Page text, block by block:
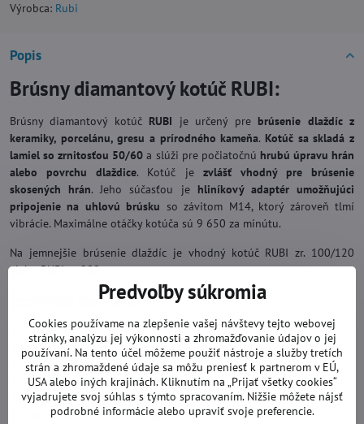
Výrobca: Rubi
Popis
Brúsny diamantový kotúč RUBI:
Brúsny diamantový kotúč RUBI je určený prebrúsenie dlaždíc z
keramiky, porcelánu, gresu a prírodného kameňa. Kotúč sa skladá z
lamiel so zrnitosťou 50/60 a slúži pre počiatočnú hrubú úpravu hrán
alebo povrchu dlaždice. Kotúč je zvlášť vhodný pre brúsenie
skosených hrán. Jeho súčasťou je hliníkový adaptér umožňujúci
pripojenie na uhlovú brúsku so závitom M14, ktorý zároveň tlmí
vibrácie. Maximálne otáčky kotúča sú 9 650 za minútu.
Na jemnejšie brúsenie dlaždíc je vhodný kotúč RUBI zr. 100/120
alebo RUBI zr. 200.
Technické parametre:
Vonkajší priemer kotúča: 125 mm
Priemer vnútorného otvoru: 22,2 mm
Zrnitosť: 50/60
Určené pre uhlovú brúsku
Pripojenie: M14
Max. otáčky: 9 650 za minútu
Predvoľby súkromia
Cookies používame na zlepšenie vašej návštevy tejto webovej
stránky, analýzu jej výkonnosti a zhromažďovanie údajov o jej
používaní. Na tento účel môžeme použiť nástroje a služby tretích
strán a zhromaždené údaje sa môžu preniesť k partnerom v EÚ,
USA alebo iných krajinách. Kliknutím na „Prijať všetky cookies“
vyjadrujete svoj súhlas s týmto spracovaním. Nižšie môžete nájsť
podrobné informácie alebo upraviť svoje preferencie.